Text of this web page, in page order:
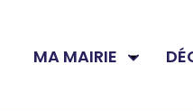
MA MAIRIE